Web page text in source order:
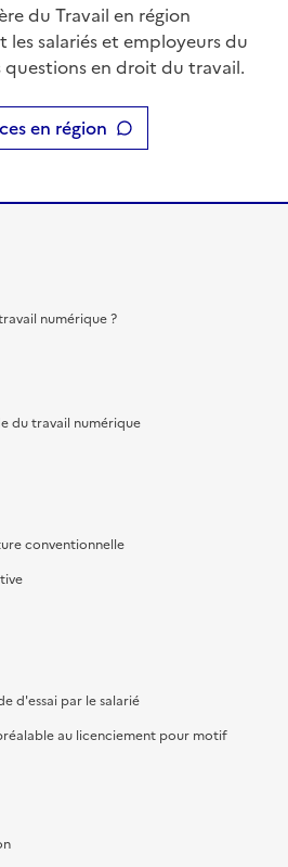
du Travail en région
salariés et employeurs du
questions en droit du travail.
en région
numérique ?
du travail numérique
conventionnelle
d'essai par le salarié
au licenciement pour motif